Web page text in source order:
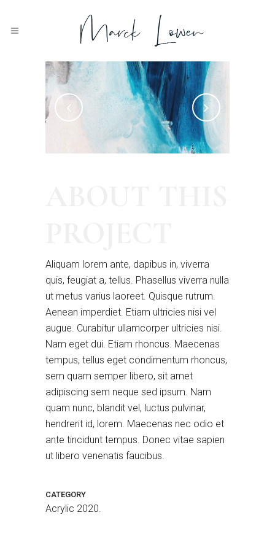
Blue Sky Acrylic 2019.
Aliquam lorem ante, dapibus in, viverra
quis, feugiat a, tellus. Phasellus viverra nulla
ut metus varius laoreet. Quisque rutrum.
Aenean imperdiet. Etiam ultricies nisi vel
augue. Curabitur ullamcorper ultricies nisi.
Nam eget dui. Etiam rhoncus. Maecenas
tempus, tellus eget condimentum rhoncus,
sem quam semper libero, sit amet
adipiscing sem neque sed ipsum. Nam
quam nunc, blandit vel, luctus pulvinar,
hendrerit id, lorem. Maecenas nec odio et
ante tincidunt tempus. Donec vitae sapien
ut libero venenatis faucibus.
CATEGORY
Acrylic 2020.